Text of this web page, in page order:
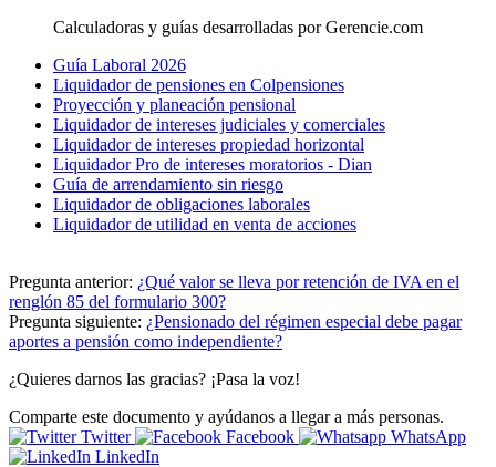
Calculadoras y guías desarrolladas por Gerencie.com
Guía Laboral 2026
Liquidador de pensiones en Colpensiones
Proyección y planeación pensional
Liquidador de intereses judiciales y comerciales
Liquidador de intereses propiedad horizontal
Liquidador Pro de intereses moratorios - Dian
Guía de arrendamiento sin riesgo
Liquidador de obligaciones laborales
Liquidador de utilidad en venta de acciones
Pregunta anterior: ¿Qué valor se lleva por retención de IVA en el
renglón 85 del formulario 300?
Pregunta siguiente: ¿Pensionado del régimen especial debe pagar
aportes a pensión como independiente?
¿Quieres darnos las gracias? ¡Pasa la voz!
Comparte este documento y ayúdanos a llegar a más personas.
Twitter
Facebook
WhatsApp
LinkedIn